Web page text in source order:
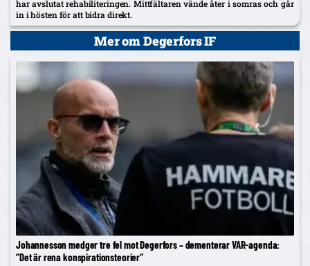
har avslutat rehabiliteringen. Mittfältaren vände åter i somras och går
in i hösten för att bidra direkt.
Mer om Degerfors IF
Johannesson medger tre fel mot Degerfors – dementerar VAR-agenda:
”Det är rena konspirationsteorier”